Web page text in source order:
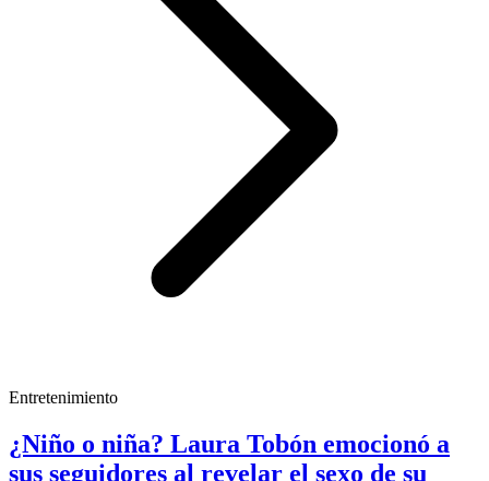
Entretenimiento
¿Niño o niña? Laura Tobón emocionó a
sus seguidores al revelar el sexo de su